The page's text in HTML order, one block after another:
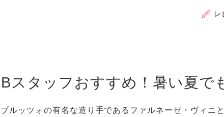
レ
スタッフおすすめ！暑い夏で
ルッツォの有名な造り手であるファルネーゼ・ヴィニ